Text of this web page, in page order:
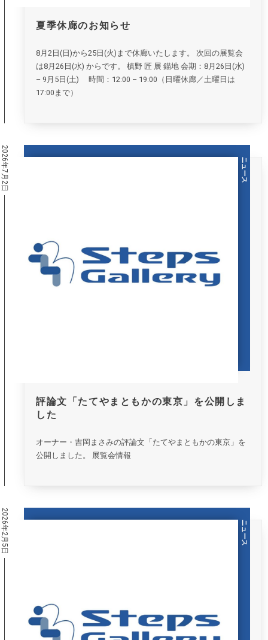
夏季休廊のお知らせ
8月2日(日)から25日(火)まで休廊いたします。 次回の展覧会
は8月26日(水) からです。 槙野 匠 展 錨地 会期：8月26日(水)
– 9月5日(土) 時間：12:00 – 19:00（日曜休廊／土曜日は
17:00まで）
ニュース
評論文「たてやまともかの東京」を公開しま
した
オーナー・吉岡まさみの評論文「たてやまともかの東京」を
公開しました。 展覧会情報
2026年7月2日
ニュース
2026年2月5日